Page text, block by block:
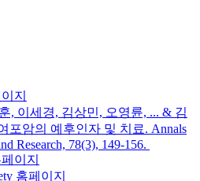
지
, 이세경, 김상민, 오영륜, ... & 김
포암의 예후인자 및 치료. Annals
Research, 78(3), 149-156.
이지
홈페이지